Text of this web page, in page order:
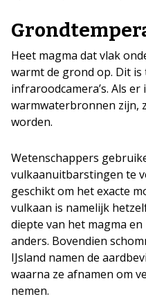
Heet magma dat vlak
warmt de grond op. Dit
infraroodcamera’s. Als
warmwaterbronnen zijn,
worden.
Wetenschappers
vulkaanuitbarstingen te
geschikt om het exacte
vulkaan is namelijk
diepte van het magma
anders. Bovendien
IJsland namen de
waarna ze afnamen om
nemen.